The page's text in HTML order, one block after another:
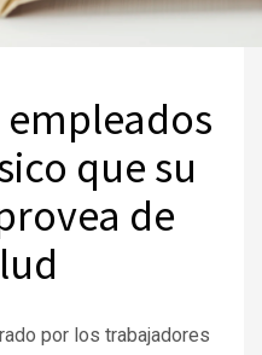
empleados
que su
de
por los trabajadores